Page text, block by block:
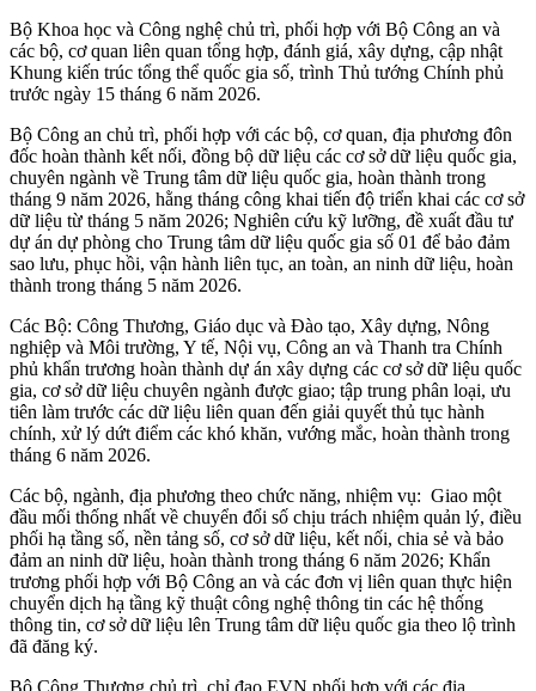
Bộ Khoa học và Công nghệ chủ trì, phối hợp với Bộ Công an và
các bộ, cơ quan liên quan tổng hợp, đánh giá, xây dựng, cập nhật
Khung kiến trúc tổng thể quốc gia số, trình Thủ tướng Chính phủ
trước ngày 15 tháng 6 năm 2026.
Bộ Công an chủ trì, phối hợp với các bộ, cơ quan, địa phương đôn
đốc hoàn thành kết nối, đồng bộ dữ liệu các cơ sở dữ liệu quốc gia,
chuyên ngành về Trung tâm dữ liệu quốc gia, hoàn thành trong
tháng 9 năm 2026, hằng tháng công khai tiến độ triển khai các cơ sở
dữ liệu từ tháng 5 năm 2026; Nghiên cứu kỹ lưỡng, đề xuất đầu tư
dự án dự phòng cho Trung tâm dữ liệu quốc gia số 01 để bảo đảm
sao lưu, phục hồi, vận hành liên tục, an toàn, an ninh dữ liệu, hoàn
thành trong tháng 5 năm 2026.
Các Bộ: Công Thương, Giáo dục và Đào tạo, Xây dựng, Nông
nghiệp và Môi trường, Y tế, Nội vụ, Công an và Thanh tra Chính
phủ khẩn trương hoàn thành dự án xây dựng các cơ sở dữ liệu quốc
gia, cơ sở dữ liệu chuyên ngành được giao; tập trung phân loại, ưu
tiên làm trước các dữ liệu liên quan đến giải quyết thủ tục hành
chính, xử lý dứt điểm các khó khăn, vướng mắc, hoàn thành trong
tháng 6 năm 2026.
Các bộ, ngành, địa phương theo chức năng, nhiệm vụ: Giao một
đầu mối thống nhất về chuyển đổi số chịu trách nhiệm quản lý, điều
phối hạ tầng số, nền tảng số, cơ sở dữ liệu, kết nối, chia sẻ và bảo
đảm an ninh dữ liệu, hoàn thành trong tháng 6 năm 2026; Khẩn
trương phối hợp với Bộ Công an và các đơn vị liên quan thực hiện
chuyển dịch hạ tầng kỹ thuật công nghệ thông tin các hệ thống
thông tin, cơ sở dữ liệu lên Trung tâm dữ liệu quốc gia theo lộ trình
đã đăng ký.
Bộ Công Thương chủ trì, chỉ đạo EVN phối hợp với các địa